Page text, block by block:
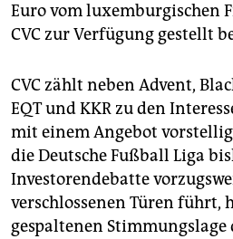
Euro vom luxemburgischen
CVC zur Verfügung gestellt
CVC zählt neben Advent,
EQT und KKR zu den
mit einem Angebot vorstellig
die Deutsche Fußball Liga
Investorendebatte
verschlossenen Türen führt,
gespaltenen Stimmungslage